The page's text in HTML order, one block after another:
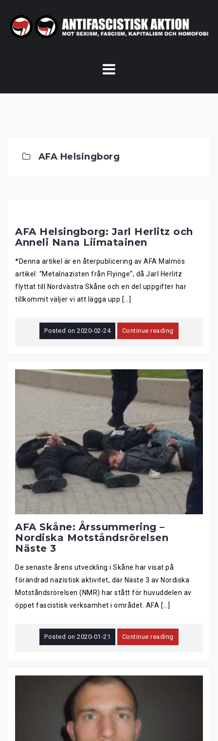
content
AFA Helsingborg
AFA Helsingborg: Jarl Herlitz och
Anneli Nana Liimatainen
*Denna artikel är en återpublicering av AFA Malmös
artikel: “Metalnazisten från Flyinge“, då Jarl Herlitz
flyttat till Nordvästra Skåne och en del uppgifter har
tillkommit väljer vi att lägga upp […]
Posted on2020-02-24 Continue reading
AFA Skåne: Årssummering –
Nordiska Motståndsrörelsen
Näste 3
De senaste årens utveckling i Skåne har visat på
förändrad nazistisk aktivitet, där Näste 3 av Nordiska
Motståndsrörelsen (NMR) har stått för huvuddelen av
öppet fascistisk verksamhet i området. AFA […]
Posted on2020-01-21 Continue reading